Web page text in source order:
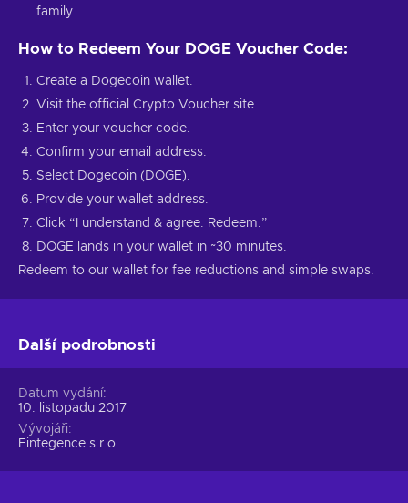
family.
How to Redeem Your DOGE Voucher Code:
Create a Dogecoin wallet.
Visit the official Crypto Voucher site.
Enter your voucher code.
Confirm your email address.
Select Dogecoin (DOGE).
Provide your wallet address.
Click “I understand & agree. Redeem.”
DOGE lands in your wallet in ~30 minutes.
Redeem to our wallet for fee reductions and simple swaps.
Další podrobnosti
Datum vydání
10. listopadu 2017
Vývojáři
Fintegence s.r.o.